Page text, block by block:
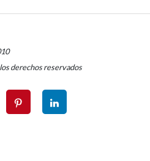
derechos reservados